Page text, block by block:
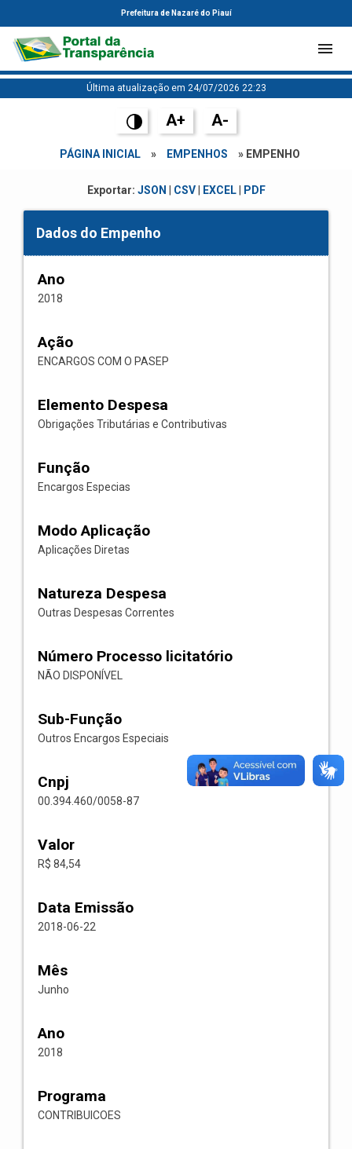
Prefeitura de Nazaré do Piauí
Última atualização em 24/07/2026 22:23
A+ A-
PÁGINA INICIAL » EMPENHOS » EMPENHO
Exportar: JSON CSV| EXCEL| PDF
Dados do Empenho
Ano
2018
Ação
ENCARGOS COM O PASEP
Elemento Despesa
Obrigações Tributárias e Contributivas
Função
Encargos Especias
Modo Aplicação
Aplicações Diretas
Natureza Despesa
Outras Despesas Correntes
Número Processo licitatório
NÃO DISPONÍVEL
Sub-Função
Outros Encargos Especiais
Cnpj
00.394.460/0058-87
Valor
R$ 84,54
Data Emissão
2018-06-22
Mês
Junho
Ano
2018
Programa
CONTRIBUICOES